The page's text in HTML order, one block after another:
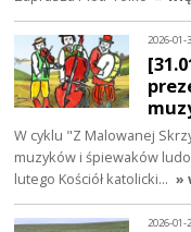
2026-01-
W cyklu "Z Malowanej
muzyków i śpiewaków
lutego Kościół katolicki… »
2026-01-